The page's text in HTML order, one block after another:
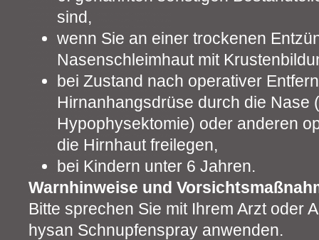
sind,
wenn Sie an einer trockenen
Nasenschleimhaut mit
bei Zustand nach operativer
Hirnanhangsdrüse durch die Nase
Hypophysektomie) oder anderen
die Hirnhaut freilegen,
bei Kindern unter 6 Jahren.
Warnhinweise und
Bitte sprechen Sie mit Ihrem Arzt oder
hysan Schnupfenspray anwenden.